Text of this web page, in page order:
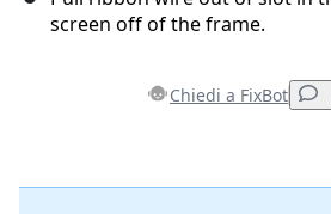
screen off of the frame.
Chiedi a FixBot